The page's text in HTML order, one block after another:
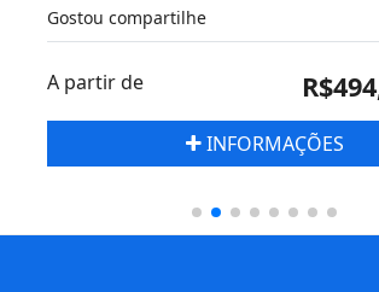
Gostou compartilhe
A partir de
INFORMAÇÕES